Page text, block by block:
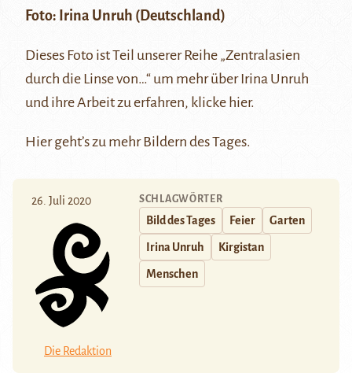
Foto: Irina Unruh (Deutschland)
Dieses Foto ist Teil unserer Reihe „Zentralasien
durch die Linse von…“ um mehr über Irina Unruh
und ihre Arbeit zu erfahren, klicke hier.
Hiergeht’s zu mehr Bildern des Tages.
26. Juli 2020
Die Redaktion
SCHLAGWÖRTER
Bild des Tages Feier Garten
Irina Unruh Kirgistan
Menschen